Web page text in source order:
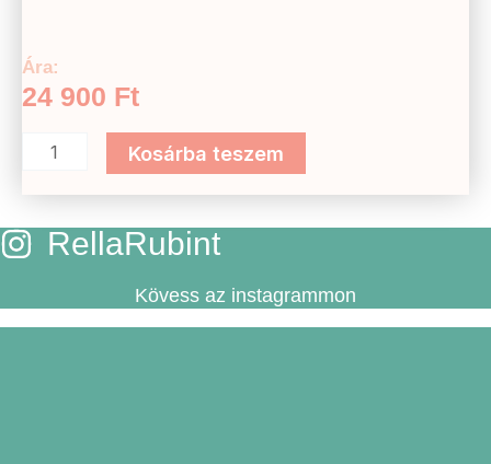
Ára:
24 900 Ft
Kosárba teszem
RellaRubint
Kövess az instagrammon